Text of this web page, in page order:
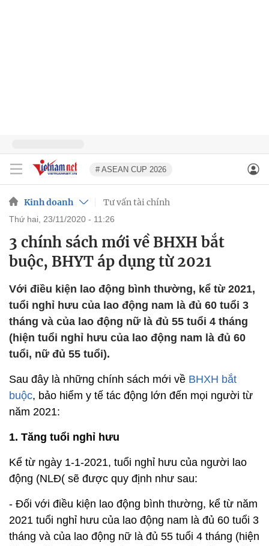
# ASEAN CUP 2026
Kinh doanh Tư vấn tài chính
thứ hai, 23/11/2020 - 11:26
3 chính sách mới về BHXH bắt
buộc, BHYT áp dụng từ 2021
Với điều kiện lao động bình thường, kể từ 2021,
tuổi nghỉ hưu của lao động nam là đủ 60 tuổi 3
tháng và của lao động nữ là đủ 55 tuổi 4 tháng
(hiện tuổi nghỉ hưu của lao động nam là đủ 60
tuổi, nữ đủ 55 tuổi).
Sau đây là những chính sách mới về BHXH bắt
buộc, bảo hiểm y tế tác động lớn đến mọi người từ
năm 2021:
1. Tăng tuổi nghỉ hưu
Kể từ ngày 1-1-2021, tuổi nghỉ hưu của người lao
động (NLĐ( sẽ được quy định như sau:
- Đối với điều kiện lao động bình thường, kể từ năm
2021 tuổi nghỉ hưu của lao động nam là đủ 60 tuổi 3
tháng và của lao động nữ là đủ 55 tuổi 4 tháng (hiện